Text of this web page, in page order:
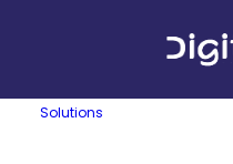
Solutions